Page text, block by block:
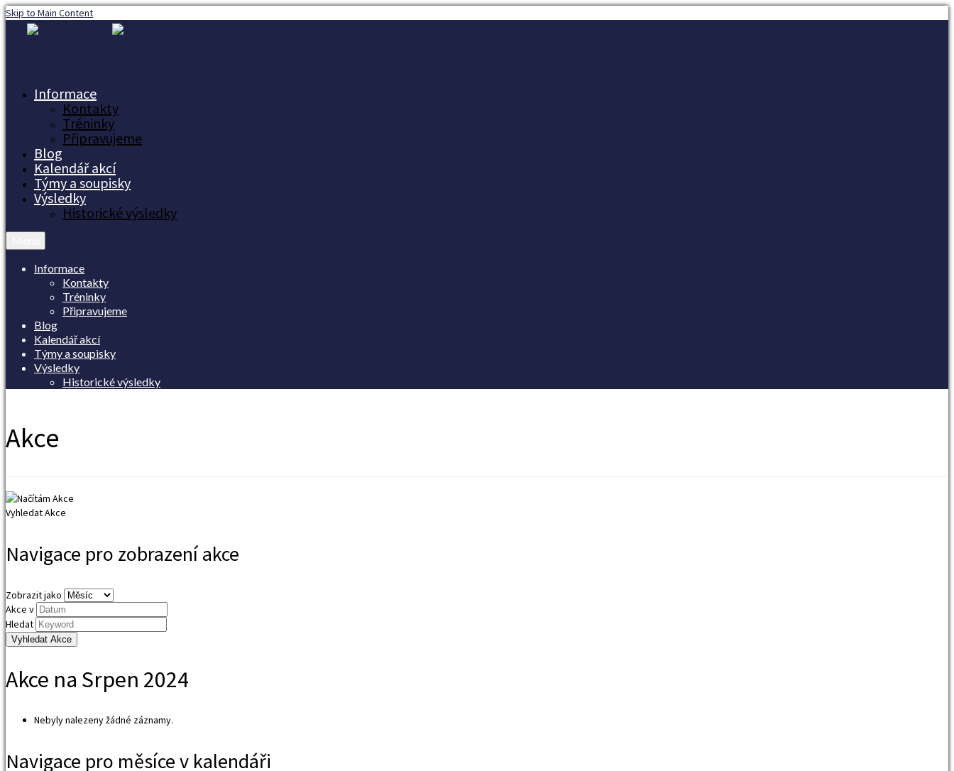
Skip to Main Content
Informace
Kontakty
Tréninky
Připravujeme
Blog
Kalendář akcí
Týmy a soupisky
Výsledky
Historické výsledky
Informace
Kontakty
Tréninky
Připravujeme
Blog
Kalendář akcí
Týmy a soupisky
Výsledky
Historické výsledky
Akce
Vyhledat Akce
Navigace pro zobrazení akce
Zobrazit jako
Akce v
Hledat
Akce na Srpen 2024
Nebyly nalezeny žádné záznamy.
Navigace pro měsíce v kalendáři